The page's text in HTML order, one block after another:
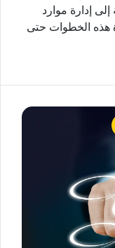
إدارة موارد
هذه الخطوات حتى